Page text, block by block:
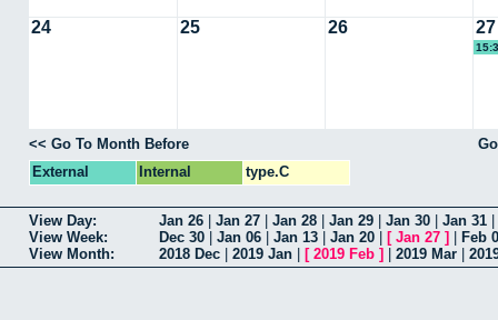
24 25 26 27
<< Go To Month Before
External
Internal type.C
View Day: Jan 26 Jan 27 Jan 28 Jan 29 Jan 30 Jan 31
View Week:
Dec 30 Jan 06 Jan 13 Jan 20 [ Jan 27 ]
Feb
View Month:
2018 Dec 2019 Jan [ 2019 Feb ] 2019 Mar